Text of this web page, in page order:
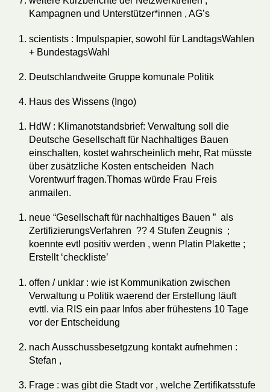
Kampagnen und Unterstützer*innen , AG’s
scientists : Impulspapier, sowohl für LandtagsWahlen
+ BundestagsWahl
Deutschlandweite Gruppe komunale Politik
Haus des Wissens (Ingo)
HdW : Klimanotstandsbrief: Verwaltung soll die
Deutsche Gesellschaft für Nachhaltiges Bauen
einschalten, kostet wahrscheinlich mehr, Rat müsste
über zusätzliche Kosten entscheiden Nach
Vorentwurf fragen.Thomas würde Frau Freis
anmailen.
neue “Gesellschaft für nachhaltiges Bauen ” als
ZertifizierungsVerfahren ?? 4 Stufen Zeugnis ;
koennte evtl positiv werden , wenn Platin Plakette ;
Erstellt ‘checkliste’
offen / unklar : wie ist Kommunikation zwischen
Verwaltung u Politik waerend der Erstellung läuft
evttl. via RIS ein paar Infos aber frühestens 10 Tage
vor der Entscheidung
nach Ausschussbesetgzung kontakt aufnehmen :
Stefan ,
Frage : was gibt die Stadt vor , welche Zertifikatsstufe